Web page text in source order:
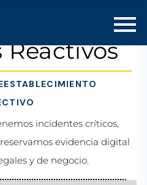
Reactivos
incidentes críticos,
evidencia digital
y de negocio.